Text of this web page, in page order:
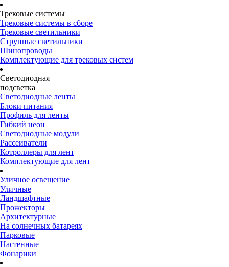
Трековые системы
Трековые системы в сборе
Трековые светильники
Струнные светильники
Шинопроводы
Комплектующие для трековых систем
Светодиодная
подсветка
Светодиодные ленты
Блоки питания
Профиль для ленты
Гибкий неон
Светодиодные модули
Рассеиватели
Котроллеры для лент
Комплектующие для лент
Уличное освещение
Уличные
Ландшафтные
Прожекторы
Архитектурные
На солнечных батареях
Парковые
Настенные
Фонарики